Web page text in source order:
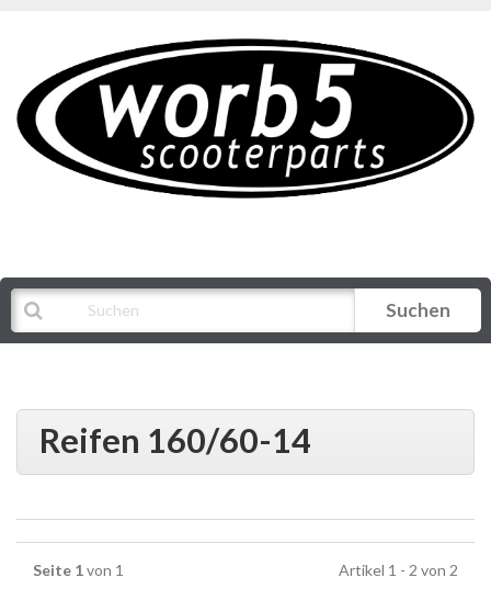
Suchen
Reifen 160/60-14
Seite 1von 1 Artikel 1 - 2 von 2